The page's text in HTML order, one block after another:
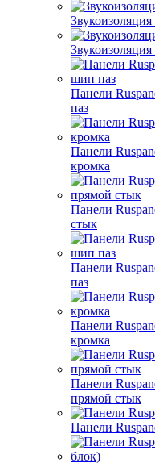
Панели
паз
Панели
кромка
Панели
стык
Панели
паз
Панели
кромка
Панели
прямой стык
Панели